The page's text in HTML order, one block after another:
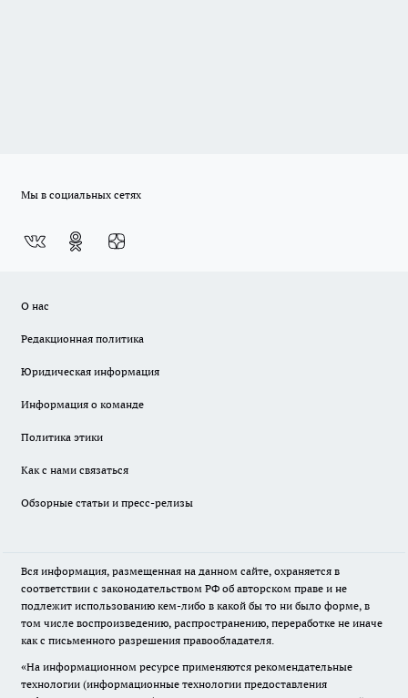
Мы в социальных сетях
О нас
Редакционная политика
Юридическая информация
Информация о команде
Политика этики
Как с нами связаться
Обзорные статьи и пресс-релизы
Вся информация, размещенная на данном сайте, охраняется в
соответствии с законодательством РФ об авторском праве и не
подлежит использованию кем-либо в какой бы то ни было форме, в
том числе воспроизведению, распространению, переработке не иначе
как с письменного разрешения правообладателя.
«На информационном ресурсе применяются рекомендательные
технологии (информационные технологии предоставления